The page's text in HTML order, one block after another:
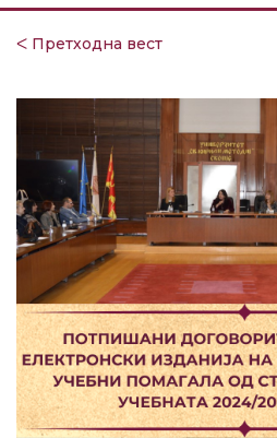
ᐸ Претходна вест